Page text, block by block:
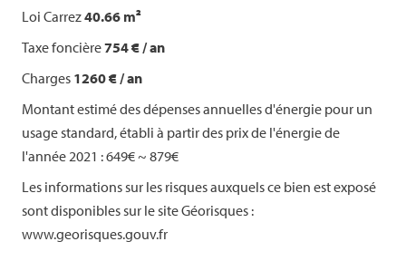
Loi Carrez40.66 m²
Taxe foncière754 € / an
Charges 1260 € / an
Montant estimé des dépenses annuelles d'énergie pour un
usage standard, établi à partir des prix de l'énergie de
l'année 2021 : 649€ ~ 879€
Les informations sur les risques auxquels ce bien est exposé
sont disponibles sur le site Géorisques :
www.georisques.gouv.fr